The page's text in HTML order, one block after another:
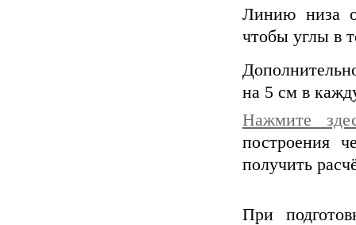
Линию низа
чтобы углы в
на 5 см в
Нажмите
построения
получить
При